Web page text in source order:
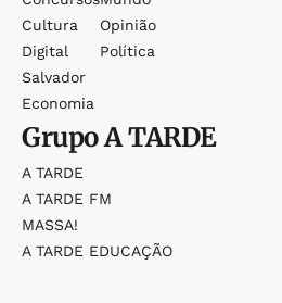
Cultura
Digital
Salvador
Economia
Opinião
Política
GrupoA TARDE
A TARDE
A TARDE FM
MASSA!
A TARDE EDUCAÇÃO